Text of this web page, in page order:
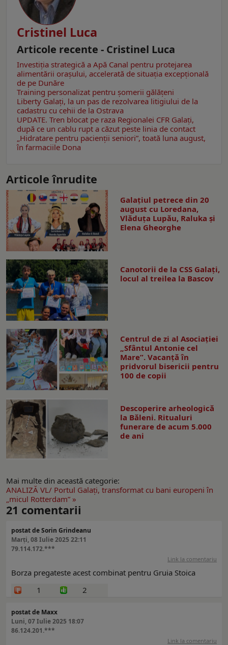
Cristinel Luca
Articole recente - Cristinel Luca
Investiția strategică a Apă Canal pentru protejarea
alimentării orașului, accelerată de situația excepțională
de pe Dunăre
Training personalizat pentru șomerii gălățeni
Liberty Galați, la un pas de rezolvarea litigiului de la
cadastru cu cehii de la Ostrava
UPDATE. Tren blocat pe raza Regionalei CFR Galați,
după ce un cablu rupt a căzut peste linia de contact
„Hidratare pentru pacienții seniori”, toată luna august,
în farmaciile Dona
Articole înrudite
Galaţiul petrece din 20
august cu Loredana,
Vlăduța Lupău, Raluka și
Elena Gheorghe
Canotorii de la CSS Galați,
locul al treilea la Bascov
Centrul de zi al Asociației
„Sfântul Antonie cel
Mare”. Vacanță în
pridvorul bisericii pentru
100 de copii
Descoperire arheologică
la Băleni. Ritualuri
funerare de acum 5.000
de ani
Mai multe din această categorie:
ANALIZĂ VL/ Portul Galaţi, transformat cu bani europeni în
„micul Rotterdam” »
21 comentarii
postat de Sorin Grindeanu
Marți, 08 Iulie 2025 22:11
79.114.172.***
Link la comentariu
Borza pregateste acest combinat pentru Gruia Stoica
1
2
postat de Maxx
Luni, 07 Iulie 2025 18:07
86.124.201.***
Link la comentariu